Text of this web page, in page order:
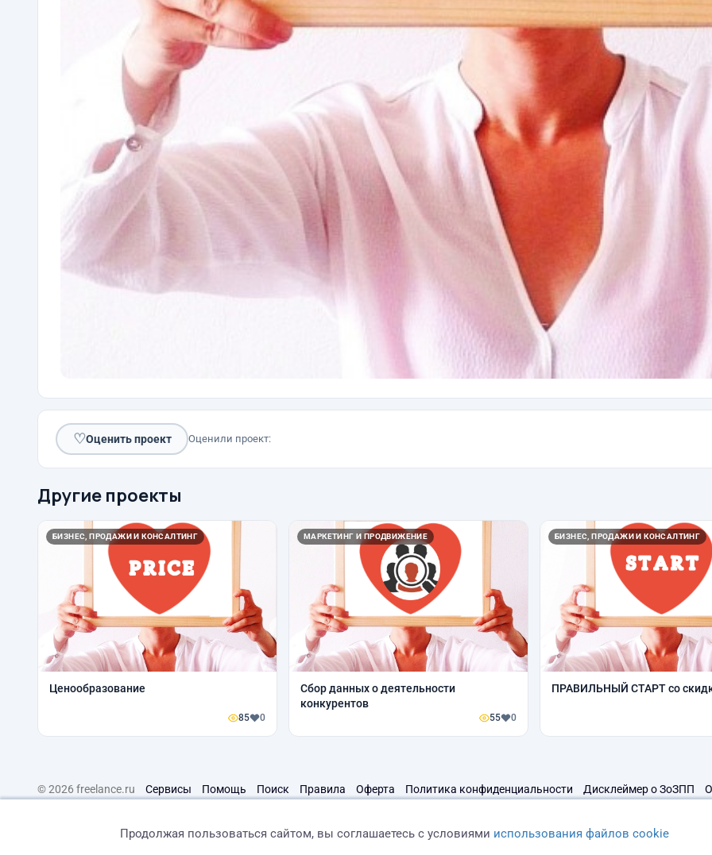
♡Оценить проект Оценили проект:
Другие проекты
БИЗНЕС, ПРОДАЖИ И КОНСАЛТИНГ
Ценообразование
85 0
МАРКЕТИНГ И ПРОДВИЖЕНИЕ
Сбор данных о деятельности
конкурентов
55 0
БИЗНЕС, ПРОДАЖИ И КОНСАЛТИНГ
ПРАВИЛЬНЫЙ
© 2026 freelance.ru Сервисы Помощь Поиск Правила Оферта Политика конфиденциальности Дисклеймер о ЗоЗПП
Продолжая пользоваться сайтом, вы соглашаетесь с условиями использования файлов cookie